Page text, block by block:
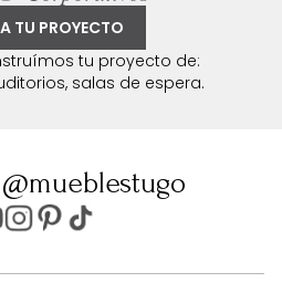
TU PROYECTO
tu proyecto de:
salas de espera.